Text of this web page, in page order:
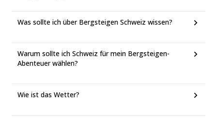
Was sollte ich über Bergsteigen Schweiz wissen?
Warum sollte ich Schweiz für mein Bergsteigen-
Abenteuer wählen?
Wie ist das Wetter?